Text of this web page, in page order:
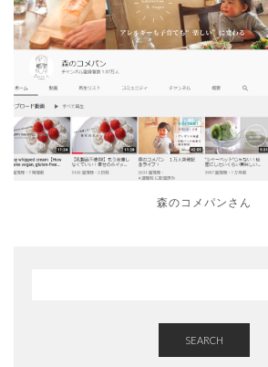
森のコメパンさん
SEARCH